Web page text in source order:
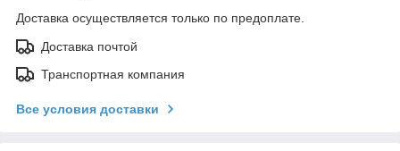
Доставка осуществляется только по предоплате.
Доставка почтой
Транспортная компания
Все условия доставки